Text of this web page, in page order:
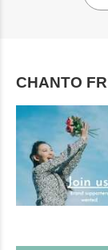
CHANTO